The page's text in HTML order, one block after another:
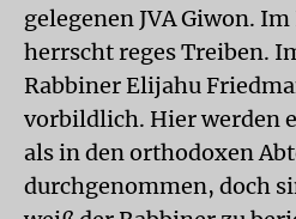
gelegenen JVA Giwon.
herrscht reges Treiben.
Rabbiner Elijahu
vorbildlich. Hier werden
als in den orthodoxen
durchgenommen, doch